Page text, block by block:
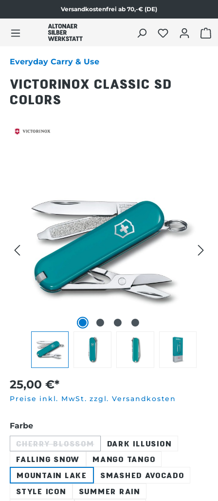
Zum Produktinhalt springen
Versandkostenfrei ab 70,-€ (DE)
Everyday Carry & Use
VICTORINOX CLASSIC SD
COLORS
25,00 €*
Preise inkl. MwSt. zzgl. Versandkosten
Farbeauswählen
CHERRY BLOSSOM
(DIESE OPTION IST ZURZEIT NICHT
DARK ILLUSION
FALLING SNOW
MANGO TANGO
MOUNTAIN LAKE
SMASHED AVOCADO
STYLE ICON
SUMMER RAIN